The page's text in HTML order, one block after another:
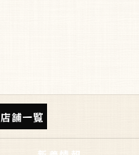
店舗一覧